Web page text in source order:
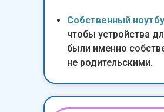
Собственный
чтобы устройства
были именно
не родительскими.